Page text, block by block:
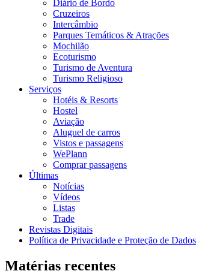
Diário de Bordo
Cruzeiros
Intercâmbio
Parques Temáticos & Atrações
Mochilão
Ecoturismo
Turismo de Aventura
Turismo Religioso
Serviços
Hotéis & Resorts
Hostel
Aviação
Aluguel de carros
Vistos e passagens
WePlann
Comprar passagens
Últimas
Notícias
Vídeos
Listas
Trade
Revistas Digitais
Política de Privacidade e Proteção de Dados
Matérias recentes